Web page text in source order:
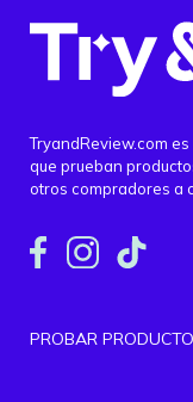
TryandReview.com
que prueban
otros compradores a
PROBAR